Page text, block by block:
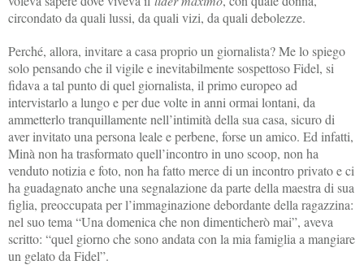
circondato da quali lussi, da quali vizi, da quali debolezze.
Perché, allora, invitare a casa proprio un giornalista? Me lo spiego
solo pensando che il vigile e inevitabilmente sospettoso Fidel, si
fidava a tal punto di quel giornalista, il primo europeo ad
intervistarlo a lungo e per due volte in anni ormai lontani, da
ammetterlo tranquillamente nell’intimità della sua casa, sicuro di
aver invitato una persona leale e perbene, forse un amico. Ed infatti,
Minà non ha trasformato quell’incontro in uno scoop, non ha
venduto notizia e foto, non ha fatto merce di un incontro privato e ci
ha guadagnato anche una segnalazione da parte della maestra di sua
figlia, preoccupata per l’immaginazione debordante della ragazzina:
nel suo tema “Una domenica che non dimenticherò mai”, aveva
scritto: “quel giorno che sono andata con la mia famiglia a mangiare
un gelato da Fidel”.